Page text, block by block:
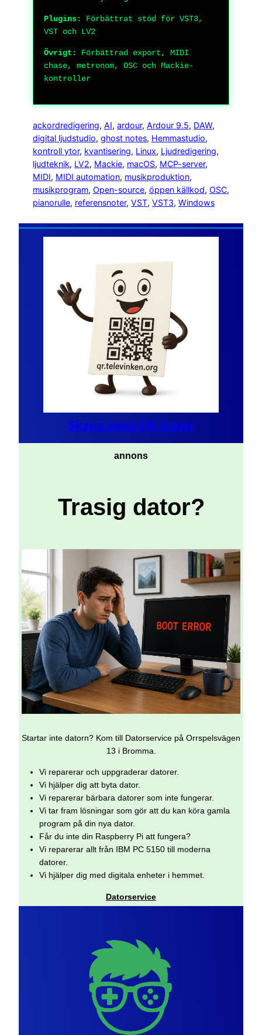
Plugins:
Förbättrat stöd för VST3,
VST och LV2
Övrigt:
Förbättrad export, MIDI
chase, metronom, OSC och Mackie-
kontroller
ackordredigering, AI, ardour, Ardour 9.5, DAW
digital ljudstudio, ghost notes, Hemmastudio
kontroll ytor, kvantisering, Linux, Ljudredigering
ljudteknik, LV2, Mackie, macOS, MCP-server
MIDI, MIDI automation, musikproduktion
musikprogram, Open-source, öppen källkod, OSC
pianorulle, referensnoter, VST, VST3, Windows
Skapa egna QR-koder
annons
Trasig dator?
Startar inte datorn? Kom till Datorservice på Orrspelsvägen
13 i Bromma.
Vi reparerar och uppgraderar datorer.
Vi hjälper dig att byta dator.
Vi reparerar bärbara datorer som inte fungerar.
Vi tar fram lösningar som gör att du kan köra gamla
program på din nya dator.
Får du inte din Raspberry Pi att fungera?
Vi reparerar allt från IBM PC 5150 till moderna
datorer.
Vi hjälper dig med digitala enheter i hemmet.
Datorservice